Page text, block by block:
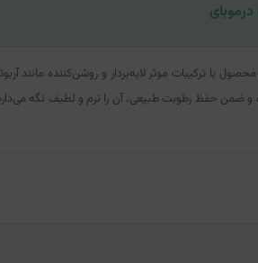
حفظ رطوبت طبیعی، آن را نرم و لطیف نگه